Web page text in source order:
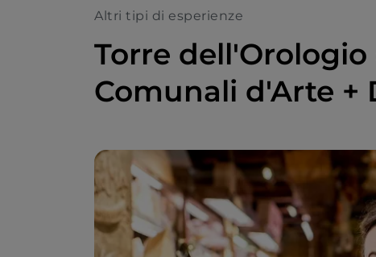
Altri tipi di esperienze
Torre
Comunali d'Arte +